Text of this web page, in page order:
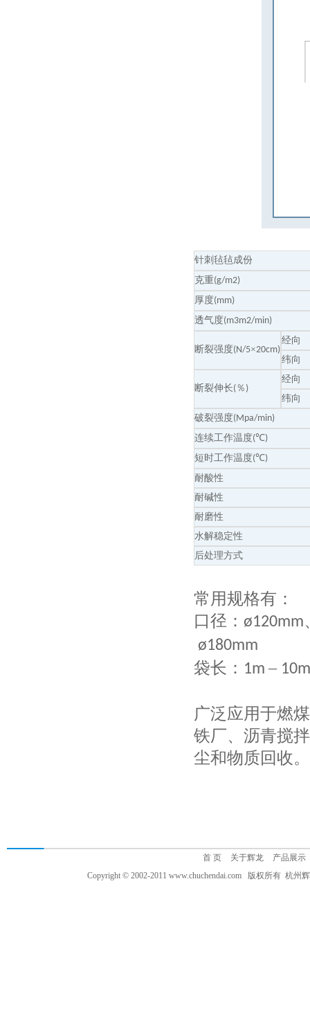
针刺毡毡成份
克重(g/m2)
厚度(mm)
透气度(m3m2/min)
断裂强度(N/5×20cm)
经向
纬向
断裂伸长(％ )
经向
纬向
破裂强度(Mpa/min)
连续工作温度(℃)
短时工作温度(℃)
耐酸性
耐碱性
耐磨性
水解稳定性
后处理方式
常用规格有：
口径： ø120mm
ø180mm
袋长： 1m– 10m
广泛应用于燃
铁厂、沥青搅
尘和物质回收。
首 页 关于辉龙
产品展示
Copyright © 2002-2011 www.chuchendai.com 版权所有 杭州